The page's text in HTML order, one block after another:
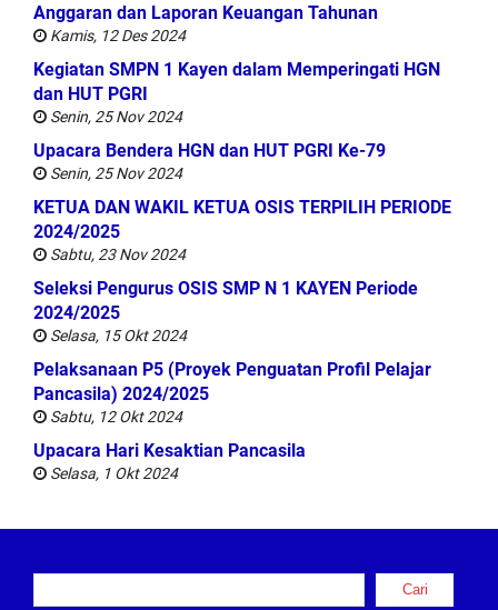
Anggaran dan Laporan Keuangan Tahunan
Kamis, 12 Des 2024
Kegiatan SMPN 1 Kayen dalam Memperingati HGN
dan HUT PGRI
Senin, 25 Nov 2024
Upacara Bendera HGN dan HUT PGRI Ke-79
Senin, 25 Nov 2024
KETUA DAN WAKIL KETUA OSIS TERPILIH PERIODE
2024/2025
Sabtu, 23 Nov 2024
Seleksi Pengurus OSIS SMP N 1 KAYEN Periode
2024/2025
Selasa, 15 Okt 2024
Pelaksanaan P5 (Proyek Penguatan Profil Pelajar
Pancasila) 2024/2025
Sabtu, 12 Okt 2024
Upacara Hari Kesaktian Pancasila
Selasa, 1 Okt 2024
Cari